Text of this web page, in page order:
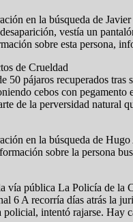
en la búsqueda de
vestía un
sobre esta persona,
de Crueldad
50 pájaros recuperados
cebos con
de la perversidad natural
en la búsqueda de
sobre la persona
pública La Policía de la
6 A recorría días atrás la
policial, intentó rajarse. Hay